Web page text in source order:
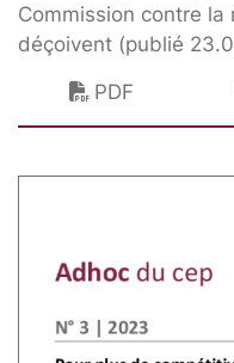
Commission contre la
déçoivent (publié
PDF